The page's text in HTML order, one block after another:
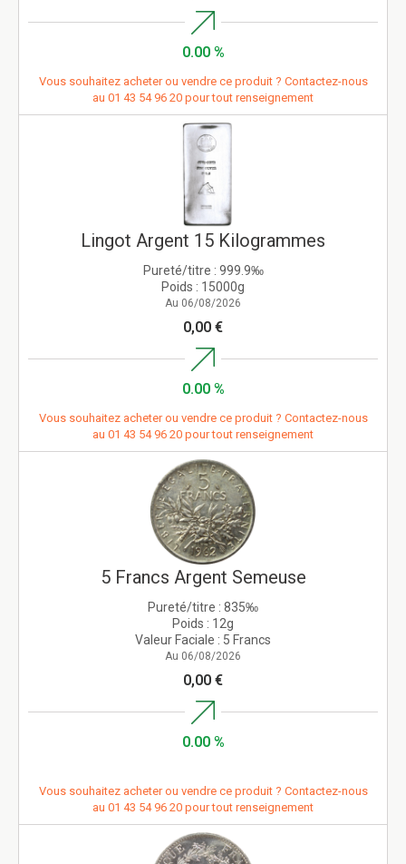
0.00 %
Vous souhaitez acheter ou vendre ce produit ? Contactez-nous
au 01 43 54 96 20 pour tout renseignement
Lingot Argent 15 Kilogrammes
Pureté/titre : 999.9‰
Poids : 15000g
Au 06/08/2026
0,00 €
0.00 %
Vous souhaitez acheter ou vendre ce produit ? Contactez-nous
au 01 43 54 96 20 pour tout renseignement
5 Francs Argent Semeuse
Pureté/titre : 835‰
Poids : 12g
Valeur Faciale : 5 Francs
Au 06/08/2026
0,00 €
0.00 %
Vous souhaitez acheter ou vendre ce produit ? Contactez-nous
au 01 43 54 96 20 pour tout renseignement